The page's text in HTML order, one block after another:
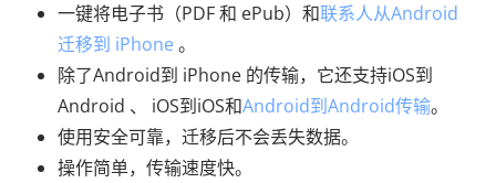
一键将电子书（PDF 和 ePub）和联系人从Android
迁移到 iPhone 。
除了Android到 iPhone 的传输，它还支持iOS到
Android 、 iOS到iOS和Android到Android传输。
使用安全可靠，迁移后不会丢失数据。
操作简单，传输速度快。